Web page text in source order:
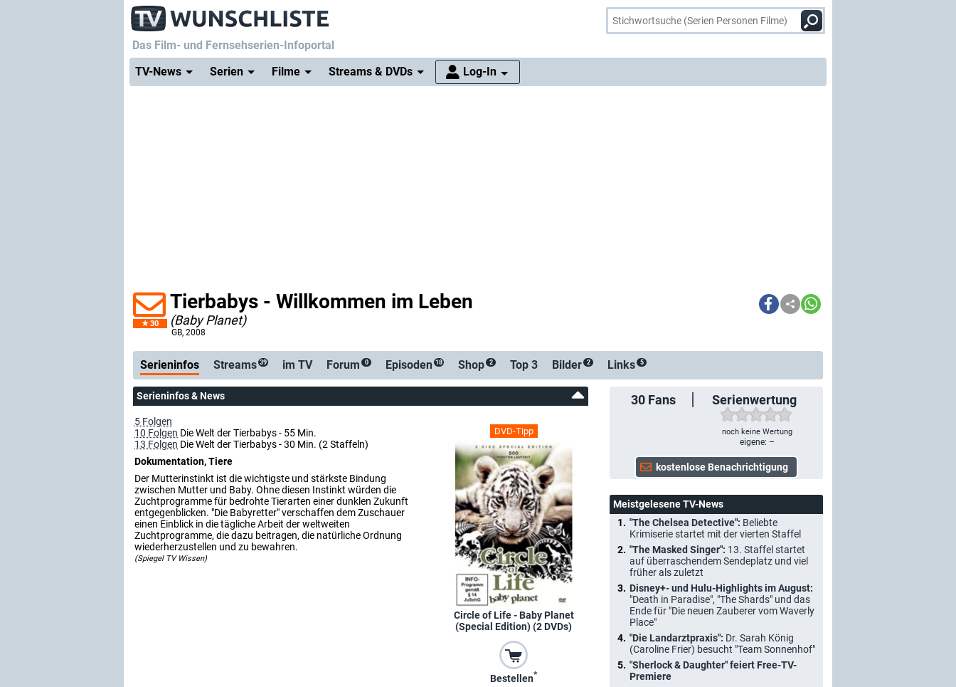
Das Film- und Fernsehserien-Infoportal
TV-News
Serien Filme Streams & DVDs Log-In
30
Tierbabys - Willkommen im Leben
(Baby Planet)
GB, 2008
Serienticker
Serieninfos Streams 39 im TV Forum 0 Episoden 18 Shop 2 Top 3 Bilder 2 Links 5
30 Fans Serienwertung
noch keine Wertung
eigene: –
Serieninfos & News
DVD-Tipp
Circle of Life - Baby Planet
(Special Edition) (2 DVDs)
Bestellen*
5 Folgen
10 Folgen Die Welt der Tierbabys - 55 Min.
13 Folgen Die Welt der Tierbabys - 30 Min. (2 Staffeln)
Dokumentation, Tiere
Der Mutterinstinkt ist die wichtigste und stärkste Bindung
zwischen Mutter und Baby. Ohne diesen Instinkt würden die
Zuchtprogramme für bedrohte Tierarten einer dunklen Zukunft
entgegenblicken. "Die Babyretter" verschaffen dem Zuschauer
einen Einblick in die tägliche Arbeit der weltweiten
Zuchtprogramme, die dazu beitragen, die natürliche Ordnung
wiederherzustellen und zu bewahren.
(Spiegel TV Wissen)
Meistgelesene TV-News
"The Chelsea Detective": Beliebte
Krimiserie startet mit der vierten Staffel
"The Masked Singer": 13. Staffel startet
auf überraschendem Sendeplatz und viel
früher als zuletzt
Disney+- und Hulu-Highlights im August:
"Death in Paradise", "The Shards" und das
Ende für "Die neuen Zauberer vom Waverly
Place"
"Die Landarztpraxis": Dr. Sarah König
(Caroline Frier) besucht "Team Sonnenhof"
"Sherlock & Daughter" feiert Free-TV-
Premiere